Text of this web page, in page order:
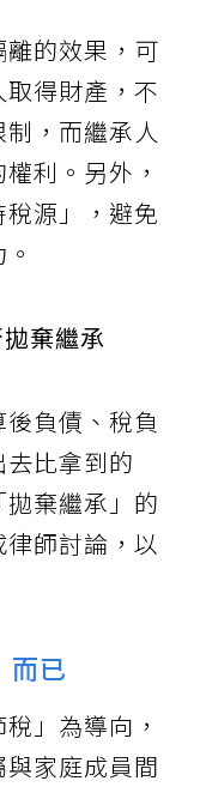
的效果，可
得財產，不
，而繼承人
利。另外，
源」，避免
棄繼承
負債、稅負
比拿到的
棄繼承」的
師討論，以
而已
」為導向，
家庭成員間